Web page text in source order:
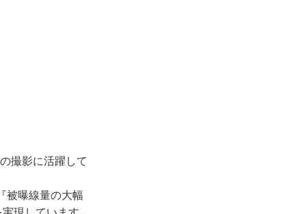
撮影に活躍して
被曝線量の大幅